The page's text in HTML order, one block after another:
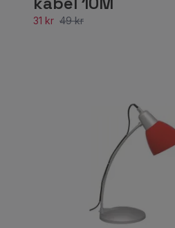
31 kr 49 kr